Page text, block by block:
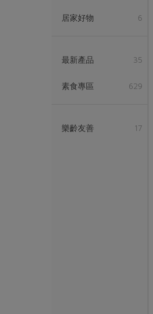
居家好物 6
最新產品 35
素食專區 629
樂齡友善 17